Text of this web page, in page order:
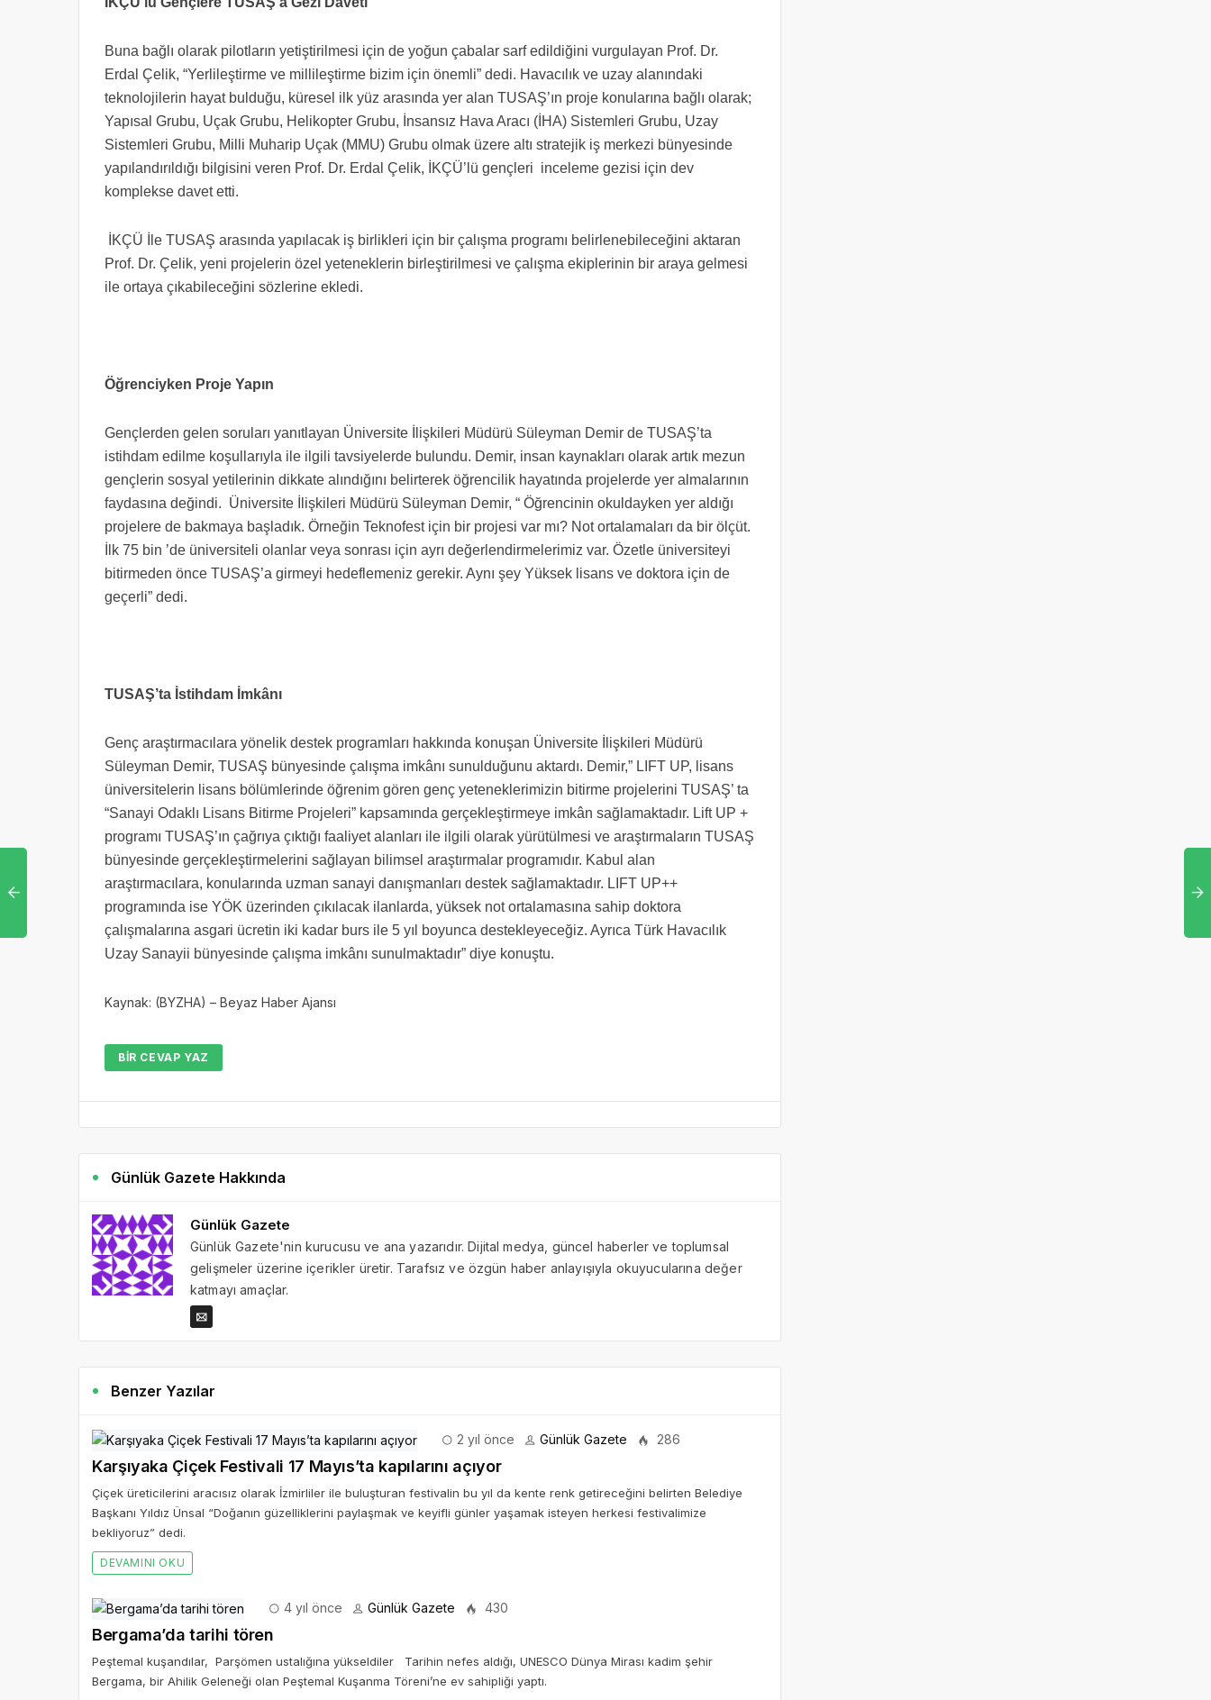
Buna bağlı olarak pilotların yetiştirilmesi için de yoğun çabalar sarf edildiğini vurgulayan Prof. Dr.
Erdal Çelik, “Yerlileştirme ve millileştirme bizim için önemli” dedi. Havacılık ve uzay alanındaki
teknolojilerin hayat bulduğu, küresel ilk yüz arasında yer alan TUSAŞ’ın proje konularına bağlı olarak;
Yapısal Grubu, Uçak Grubu, Helikopter Grubu, İnsansız Hava Aracı (İHA) Sistemleri Grubu, Uzay
Sistemleri Grubu, Milli Muharip Uçak (MMU) Grubu olmak üzere altı stratejik iş merkezi bünyesinde
yapılandırıldığı bilgisini veren Prof. Dr. Erdal Çelik, İKÇÜ’lü gençleri inceleme gezisi için dev
komplekse davet etti.
İKÇÜ İle TUSAŞ arasında yapılacak iş birlikleri için bir çalışma programı belirlenebileceğini aktaran
Prof. Dr. Çelik, yeni projelerin özel yeteneklerin birleştirilmesi ve çalışma ekiplerinin bir araya gelmesi
ile ortaya çıkabileceğini sözlerine ekledi.
Öğrenciyken Proje Yapın
Gençlerden gelen soruları yanıtlayan Üniversite İlişkileri Müdürü Süleyman Demir de TUSAŞ’ta
istihdam edilme koşullarıyla ile ilgili tavsiyelerde bulundu. Demir, insan kaynakları olarak artık mezun
gençlerin sosyal yetilerinin dikkate alındığını belirterek öğrencilik hayatında projelerde yer almalarının
faydasına değindi. Üniversite İlişkileri Müdürü Süleyman Demir, “ Öğrencinin okuldayken yer aldığı
projelere de bakmaya başladık. Örneğin Teknofest için bir projesi var mı? Not ortalamaları da bir ölçüt.
İlk 75 bin ’de üniversiteli olanlar veya sonrası için ayrı değerlendirmelerimiz var. Özetle üniversiteyi
bitirmeden önce TUSAŞ’a girmeyi hedeflemeniz gerekir. Aynı şey Yüksek lisans ve doktora için de
geçerli” dedi.
TUSAŞ’ta İstihdam İmkânı
Genç araştırmacılara yönelik destek programları hakkında konuşan Üniversite İlişkileri Müdürü
Süleyman Demir, TUSAŞ bünyesinde çalışma imkânı sunulduğunu aktardı. Demir,” LIFT UP, lisans
üniversitelerin lisans bölümlerinde öğrenim gören genç yeteneklerimizin bitirme projelerini TUSAŞ’ ta
“Sanayi Odaklı Lisans Bitirme Projeleri” kapsamında gerçekleştirmeye imkân sağlamaktadır. Lift UP +
programı TUSAŞ’ın çağrıya çıktığı faaliyet alanları ile ilgili olarak yürütülmesi ve araştırmaların TUSAŞ
bünyesinde gerçekleştirmelerini sağlayan bilimsel araştırmalar programıdır. Kabul alan
araştırmacılara, konularında uzman sanayi danışmanları destek sağlamaktadır. LIFT UP++
programında ise YÖK üzerinden çıkılacak ilanlarda, yüksek not ortalamasına sahip doktora
çalışmalarına asgari ücretin iki kadar burs ile 5 yıl boyunca destekleyeceğiz. Ayrıca Türk Havacılık
Uzay Sanayii bünyesinde çalışma imkânı sunulmaktadır” diye konuştu.
Kaynak: (BYZHA) – Beyaz Haber Ajansı
BIR CEVAP YAZ
Günlük Gazete Hakkında
Günlük Gazete
Günlük Gazete'nin kurucusu ve ana yazarıdır. Dijital medya, güncel haberler ve toplumsal
gelişmeler üzerine içerikler üretir. Tarafsız ve özgün haber anlayışıyla okuyucularına değer
katmayı amaçlar.
Benzer Yazılar
2 yıl önce Günlük Gazete 286
Karşıyaka Çiçek Festivali 17 Mayıs’ta kapılarını açıyor
Çiçek üreticilerini aracısız olarak İzmirliler ile buluşturan festivalin bu yıl da kente renk getireceğini belirten Belediye
Başkanı Yıldız Ünsal “Doğanın güzelliklerini paylaşmak ve keyifli günler yaşamak isteyen herkesi festivalimize
bekliyoruz” dedi.
DEVAMINI OKU
4 yıl önce Günlük Gazete 430
Bergama’da tarihi tören
Peştemal kuşandılar, Parşömen ustalığına yükseldiler Tarihin nefes aldığı, UNESCO Dünya Mirası kadim şehir
Bergama, bir Ahilik Geleneği olan Peştemal Kuşanma Töreni’ne ev sahipliği yaptı.